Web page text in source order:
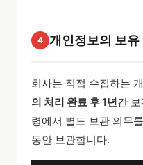
4 개인정보의 보유
회사는 직접 수집하는
의 처리 완료 후 1년간
령에서 별도 보관 의무
동안 보관합니다.